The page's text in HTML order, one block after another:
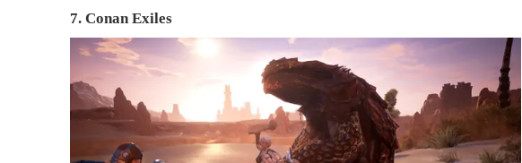
7. Conan Exiles